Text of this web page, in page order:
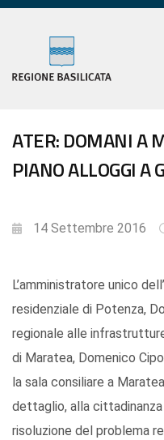
ATER: DOMANI A
PIANO ALLOGGI A
14 Settembre 2016
L’amministratore unico
residenziale di Potenza,
regionale alle
di Maratea, Domenico
la sala consiliare a
dettaglio, alla
risoluzione del problema